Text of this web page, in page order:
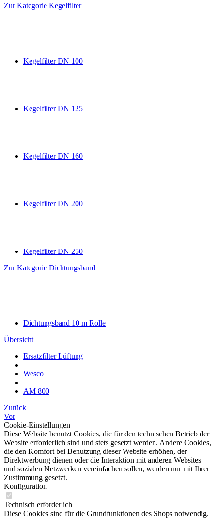
Zur Kategorie Kegelfilter
Kegelfilter DN 100
Kegelfilter DN 125
Kegelfilter DN 160
Kegelfilter DN 200
Kegelfilter DN 250
Zur Kategorie Dichtungsband
Dichtungsband 10 m Rolle
Übersicht
Ersatzfilter Lüftung
Wesco
AM 800
Zurück
Vor
Cookie-Einstellungen
Diese Website benutzt Cookies, die für den technischen Betrieb der
Website erforderlich sind und stets gesetzt werden. Andere Cookies,
die den Komfort bei Benutzung dieser Website erhöhen, der
Direktwerbung dienen oder die Interaktion mit anderen Websites
und sozialen Netzwerken vereinfachen sollen, werden nur mit Ihrer
Zustimmung gesetzt.
Konfiguration
Technisch erforderlich
Diese Cookies sind für die Grundfunktionen des Shops notwendig.